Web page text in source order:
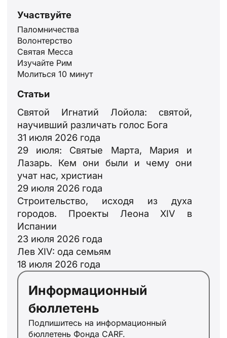
Участвуйте
Паломничества
Волонтерство
Святая Месса
Изучайте Рим
Молиться 10 минут
Статьи
Святой Игнатий Лойола: святой,
научивший различать голос Бога
31 июля 2026 года
29 июля: Святые Марта, Мария и
Лазарь. Кем они были и чему они
учат нас, христиан
29 июля 2026 года
Строительство, исходя из духа
городов. Проекты Леона XIV в
Испании
23 июля 2026 года
Лев XIV: ода семьям
18 июля 2026 года
Информационный
бюллетень
Подпишитесь на информационный
бюллетень Фонда CARF.
JA